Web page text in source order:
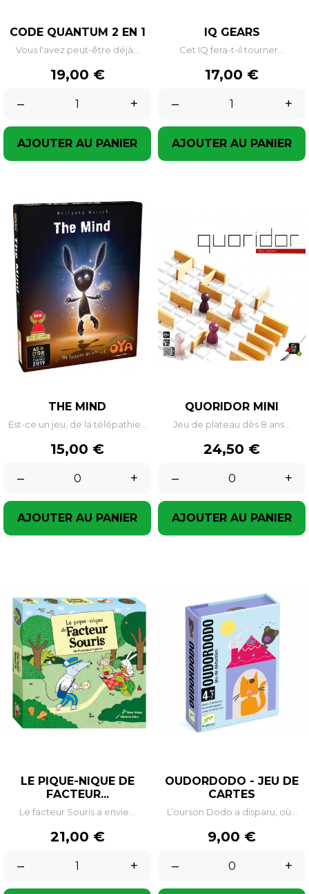
CODE QUANTUM 2 EN 1
Vous l'avez peut-être déjà...
Prix
19,00 €
–
+
AJOUTER AU PANIER
IQ GEARS
Cet IQ fera-t-il tourner...
Prix
17,00 €
–
+
AJOUTER AU PANIER
THE MIND
Est-ce un jeu, de la télépathie...
Prix
15,00 €
–
+
AJOUTER AU PANIER
QUORIDOR MINI
Jeu de plateau dès 8 ans...
Prix
24,50 €
–
+
AJOUTER AU PANIER
LE PIQUE-NIQUE DE
FACTEUR...
Le facteur Souris a envie...
Prix
21,00 €
–
+
OUDORDODO - JEU DE
CARTES
L’ourson Dodo a disparu, où...
Prix
9,00 €
–
+